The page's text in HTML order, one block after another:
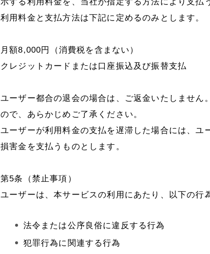
利用料金と支払方法は下記に定めるのみとします。
月額8,000円（消費税を含まない）
クレジットカードまたは口座振込及び振替支払
ユーザー都合の退会の場合は、ご返金いたしません
ので、あらかじめご了承ください。
ユーザーが利用料金の支払を遅滞した場合には、ユ
損害金を支払うものとします。
第5条（禁止事項）
ユーザーは、本サービスの利用にあたり、以下の行
法令または公序良俗に違反する行為
犯罪行為に関連する行為